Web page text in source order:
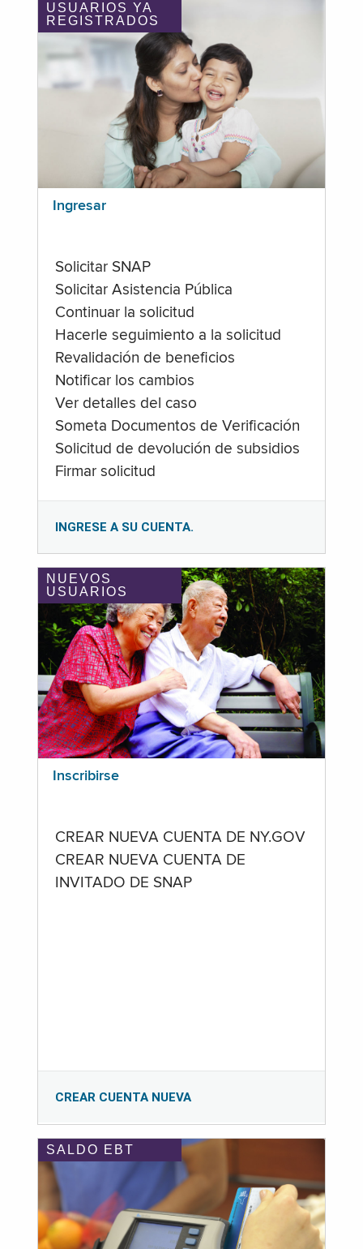
USUARIOS YA
REGISTRADOS
Ingresar
Solicitar SNAP
Solicitar Asistencia Pública
Continuar la solicitud
Hacerle seguimiento a la solicitud
Revalidación de beneficios
Notificar los cambios
Ver detalles del caso
Someta Documentos de Verificación
Solicitud de devolución de subsidios
Firmar solicitud
INGRESE A SU CUENTA.
NUEVOS
USUARIOS
Inscribirse
CREAR NUEVA CUENTA DE NY.GOV
CREAR NUEVA CUENTA DE
INVITADO DE SNAP
CREAR CUENTA NUEVA
SALDO EBT